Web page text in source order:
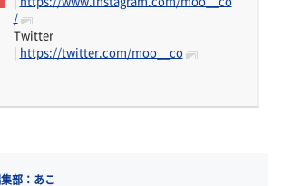
/
Twitter
https://twitter.com/moo__co
部：あこ